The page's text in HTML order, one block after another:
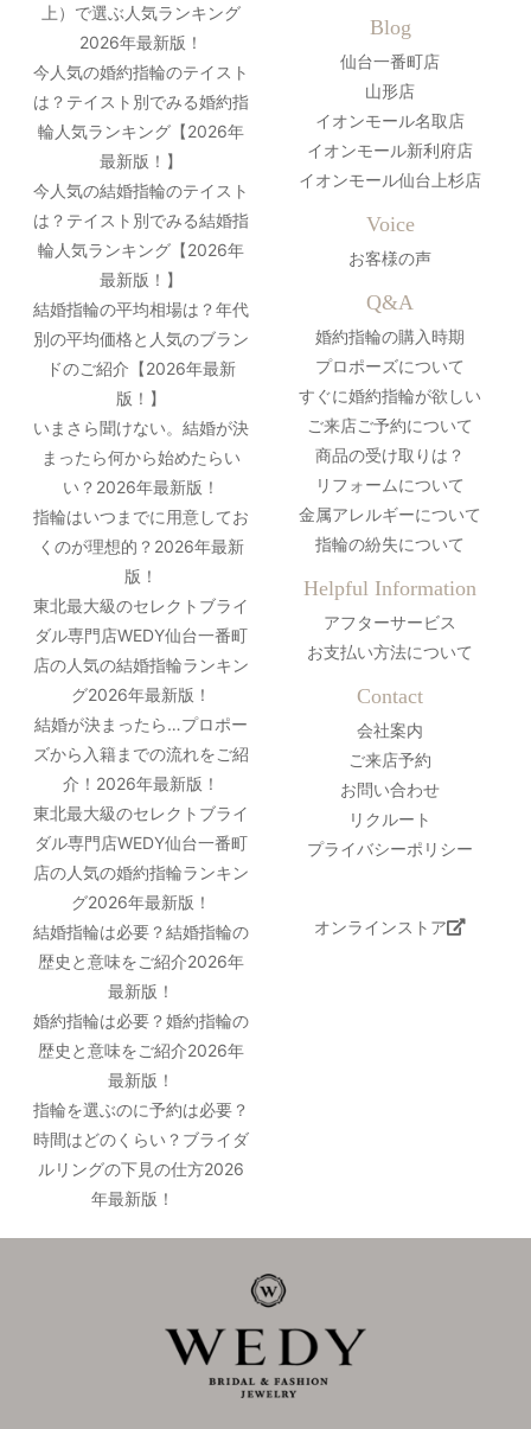
上）で選ぶ人気ランキング
2026年最新版！
今人気の婚約指輪のテイスト
は？テイスト別でみる婚約指
輪人気ランキング【2026年
最新版！】
今人気の結婚指輪のテイスト
は？テイスト別でみる結婚指
輪人気ランキング【2026年
最新版！】
結婚指輪の平均相場は？年代
別の平均価格と人気のブラン
ドのご紹介【2026年最新
版！】
いまさら聞けない。結婚が決
まったら何から始めたらい
い？2026年最新版！
指輪はいつまでに用意してお
くのが理想的？2026年最新
版！
東北最大級のセレクトブライ
ダル専門店WEDY仙台一番町
店の人気の結婚指輪ランキン
グ2026年最新版！
結婚が決まったら…プロポー
ズから入籍までの流れをご紹
介！2026年最新版！
東北最大級のセレクトブライ
ダル専門店WEDY仙台一番町
店の人気の婚約指輪ランキン
グ2026年最新版！
結婚指輪は必要？結婚指輪の
歴史と意味をご紹介2026年
最新版！
婚約指輪は必要？婚約指輪の
歴史と意味をご紹介2026年
最新版！
指輪を選ぶのに予約は必要？
時間はどのくらい？ブライダ
ルリングの下見の仕方2026
年最新版！
Blog
仙台一番町店
山形店
イオンモール名取店
イオンモール新利府店
イオンモール仙台上杉店
Voice
お客様の声
Q&A
婚約指輪の購入時期
プロポーズについて
すぐに婚約指輪が欲しい
ご来店ご予約について
商品の受け取りは？
リフォームについて
金属アレルギーについて
指輪の紛失について
Helpful Information
アフターサービス
お支払い方法について
Contact
会社案内
ご来店予約
お問い合わせ
リクルート
プライバシーポリシー
オンラインストア